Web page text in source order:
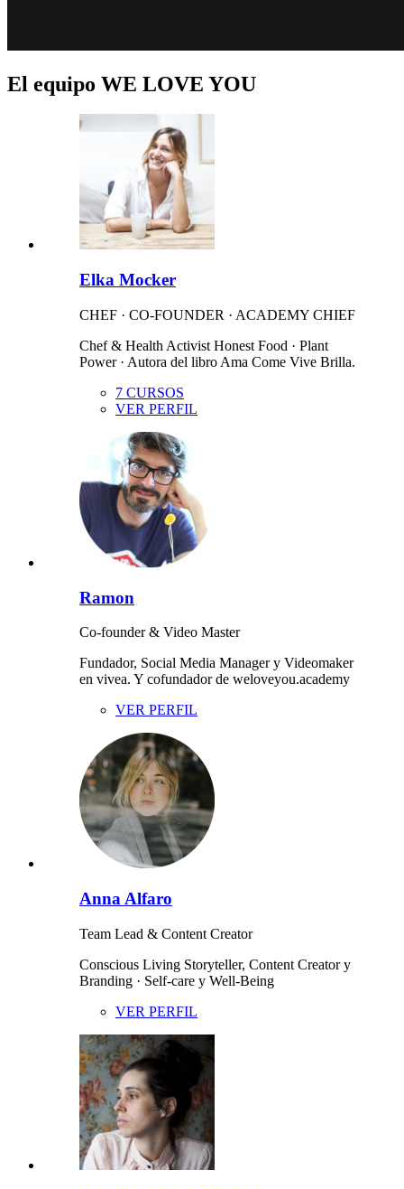
El equipo WE LOVE YOU
Elka Mocker
CHEF · CO-FOUNDER · ACADEMY CHIEF
Chef & Health Activist Honest Food · Plant
Power · Autora del libro Ama Come Vive Brilla.
7 CURSOS
VER PERFIL
Ramon
Co-founder & Video Master
Fundador, Social Media Manager y Videomaker
en vivea. Y cofundador de weloveyou.academy
VER PERFIL
Anna Alfaro
Team Lead & Content Creator
Conscious Living Storyteller, Content Creator y
Branding · Self-care y Well-Being
VER PERFIL